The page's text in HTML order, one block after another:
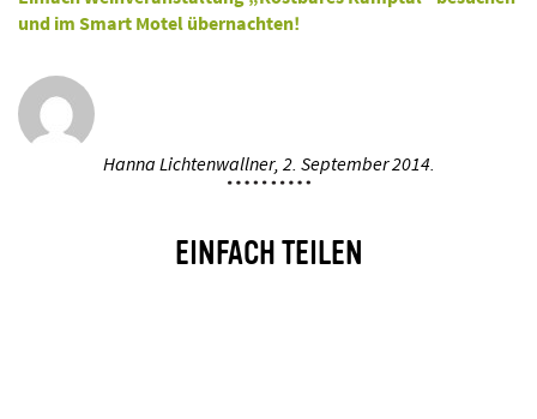
und im Smart Motel übernachten!
Hanna Lichtenwallner, 2. September 2014.
EINFACH TEILEN